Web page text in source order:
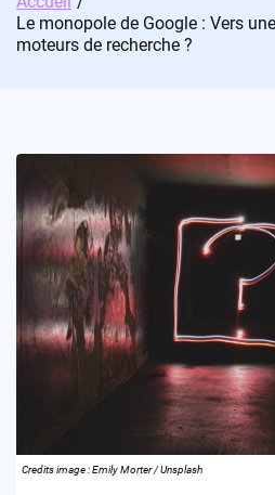
Le monopole de Google : Vers
moteurs de recherche ?
Credits image : Emily Morter / Unsplash